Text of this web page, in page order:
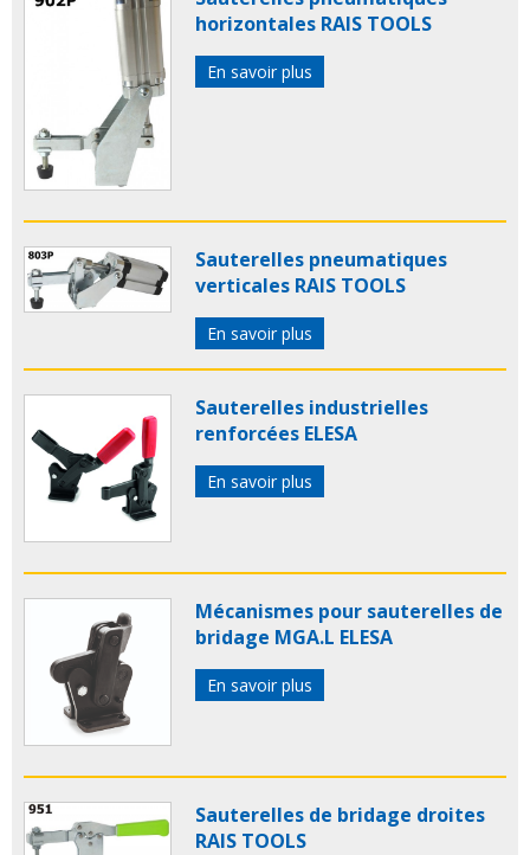
horizontales RAIS TOOLS
En savoir plus
Sauterelles pneumatiques
verticales RAIS TOOLS
En savoir plus
Sauterelles industrielles
renforcées ELESA
En savoir plus
Mécanismes pour sauterelles de
bridage MGA.L ELESA
En savoir plus
Sauterelles de bridage droites
RAIS TOOLS